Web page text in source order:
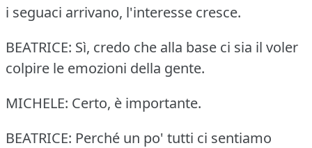
i seguaci arrivano, l'interesse cresce.
BEATRICE: Sì, credo che alla base ci sia il voler
colpire le emozioni della gente.
MICHELE: Certo, è importante.
BEATRICE: Perché un po' tutti ci sentiamo